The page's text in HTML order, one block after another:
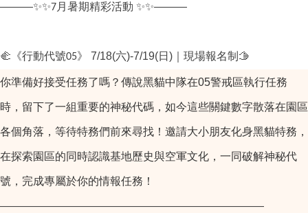
———✨✨7月暑期精彩活動 ✨✨———
🫲 《行動代號05》 7/18(六)-7/19(日 ) ｜現場報名制 🫱
你準備好接受任務了嗎？傳說黑貓中隊在05警戒區執行任務
時，留下了一組重要的神秘代碼，如今這些關鍵數字散落在園區
各個角落，等待特務們前來尋找！邀請大小朋友化身黑貓特務，
在探索園區的同時認識基地歷史與空軍文化，一同破解神秘代
號，完成專屬於你的情報任務！
————————————————————————